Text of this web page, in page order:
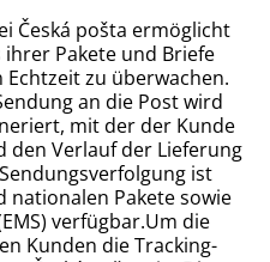
Česká pošta ermöglicht
Pakete und Briefe
zu überwachen.
an die Post wird
mit der der Kunde
den Verlauf der Lieferung
ist
Pakete sowie
verfügbar.Um die
Kunden die Tracking-